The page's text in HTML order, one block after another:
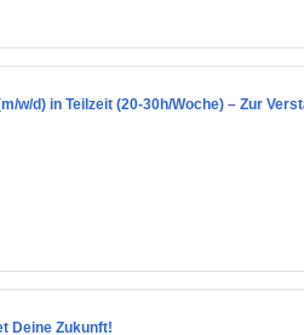
w/d) in Teilzeit (20-30h/Woche) – Zur
Deine Zukunft!